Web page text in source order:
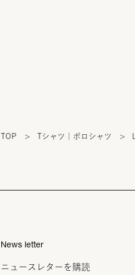
TOP > Tシャツ｜ポロシャツ >
News letter
ニュースレターを購読